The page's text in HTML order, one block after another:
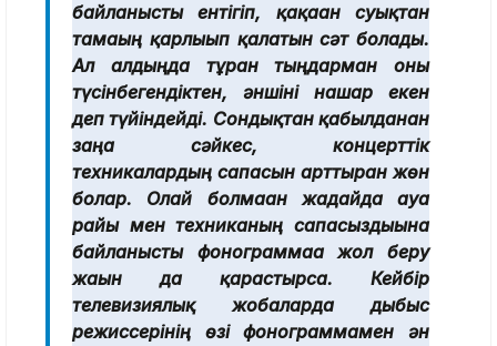
байланысты ентігіп, қақаған суықтан
тамағың қарлығып қалатын сәт болады.
Ал алдыңда тұрған тыңдарман оны
түсінбегендіктен, әншіні нашар екен
деп түйіндейді. Сондықтан қабылданған
заңға сәйкес, концерттік
техникалардың сапасын арттырған жөн
болар. Олай болмаған жағдайда ауа
райы мен техниканың сапасыздығына
байланысты фонограммаға жол беру
жағын да қарастырса. Кейбір
телевизиялық жобаларда дыбыс
режиссерінің өзі фонограммамен ән